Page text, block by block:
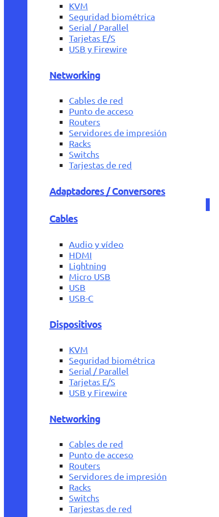
KVM
Seguridad biométrica
Serial / Parallel
Tarjetas E/S
USB y Firewire
Networking
Cables de red
Punto de acceso
Routers
Servidores de impresión
Racks
Switchs
Tarjestas de red
Adaptadores / Conversores
Cables
Audio y vídeo
HDMI
Lightning
Micro USB
USB
USB-C
Dispositivos
KVM
Seguridad biométrica
Serial / Parallel
Tarjetas E/S
USB y Firewire
Networking
Cables de red
Punto de acceso
Routers
Servidores de impresión
Racks
Switchs
Tarjestas de red